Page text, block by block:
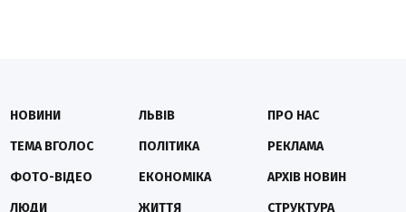
НОВИНИ
ТЕМА ВГОЛОС
ФОТО-ВІДЕО
ЛЮДИ
ЛЬВІВ
ПОЛІТИКА
ЕКОНОМІКА
ЖИТТЯ
ПРО НАС
РЕКЛАМА
АРХІВ НОВИН
СТРУКТУРА